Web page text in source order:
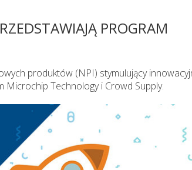
PROGRAM
produktów (NPI) stymulujący
Technology i Crowd Supply.